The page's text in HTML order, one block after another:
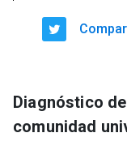
Diagnóstico
comunidad